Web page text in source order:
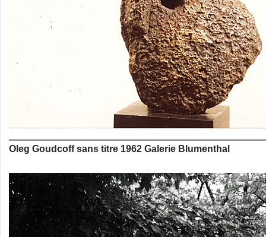
Oleg Goudcoff sans titre 1962 Galerie Blumenthal